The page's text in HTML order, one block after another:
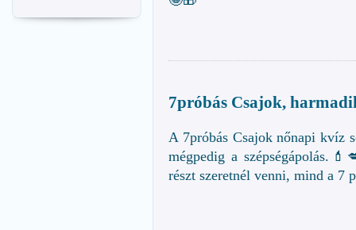
7próbás Csajok,
A 7próbás Csajok nőnapi kvíz
mégpedig a
részt szeretnél venni, mind a 7